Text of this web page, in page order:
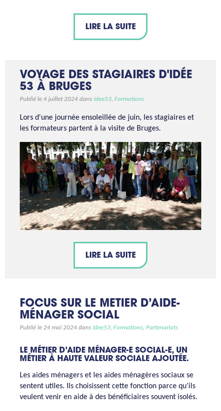
LIRE LA SUITE
VOYAGE DES STAGIAIRES D'IDÉE
53 À BRUGES
Publié le 4 juillet 2024 dans Idee53 Formations
Lors d'une journée ensoleillée de juin, les stagiaires et
les formateurs partent à la visite de Bruges.
LIRE LA SUITE
FOCUS SUR LE METIER D’AIDE-
MÉNAGER SOCIAL
Publié le 24 mai 2024 dans Idee53, Formations, Partenariats
LE MÉTIER D’AIDE MÉNAGER-E SOCIAL-E, UN
MÉTIER À HAUTE VALEUR SOCIALE AJOUTÉE.
Les aides ménagers et les aides ménagères sociaux se
sentent utiles. Ils choisissent cette fonction parce qu’ils
veulent venir en aide à des bénéficiaires souvent isolés.